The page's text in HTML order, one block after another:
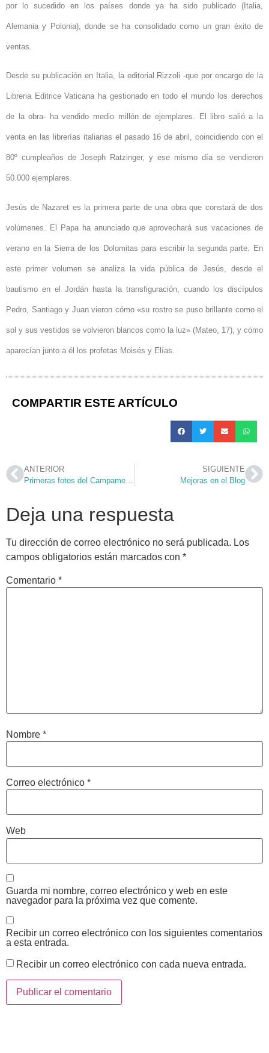
por lo sucedido en los países donde ya ha sido publicado (Italia,
Alemania y Polonia), donde se ha consolidado como un gran éxito de
ventas.
Desde su publicación en Italia, la editorial Rizzoli -que por encargo de la
Libreria Editrice Vaticana ha gestionado en todo el mundo los derechos
de la obra- ha vendido medio millón de ejemplares. El libro salió a la
venta en las librerías italianas el pasado 16 de abril, coincidiendo con el
80º cumpleaños de Joseph Ratzinger, y ese mismo día se vendieron
50.000 ejemplares.
Jesús de Nazaret es la primera parte de una obra que constará de dos
volúmenes. El Papa ha anunciado que aprovechará sus vacaciones de
verano en la Sierra de los Dolomitas para escribir la segunda parte. En
este primer volumen se analiza la vida pública de Jesús, desde el
bautismo en el Jordán hasta la transfiguración, cuando los discípulos
Pedro, Santiago y Juan vieron cómo «su rostro se puso brillante como el
sol y sus vestidos se volvieron blancos como la luz» (Mateo, 17), y cómo
aparecían junto a él los profetas Moisés y Elías.
COMPARTIR ESTE ARTÍCULO
ANTERIOR
Primeras fotos del Campamento
SIGUIENTE
Mejoras en el Blog
Deja una respuesta
Tu dirección de correo electrónico no será publicada. Los
campos obligatorios están marcados con *
Comentario *
Nombre *
Correo electrónico *
Web
Guarda mi nombre, correo electrónico y web en este
navegador para la próxima vez que comente.
Recibir un correo electrónico con los siguientes comentarios
a esta entrada.
Recibir un correo electrónico con cada nueva entrada.